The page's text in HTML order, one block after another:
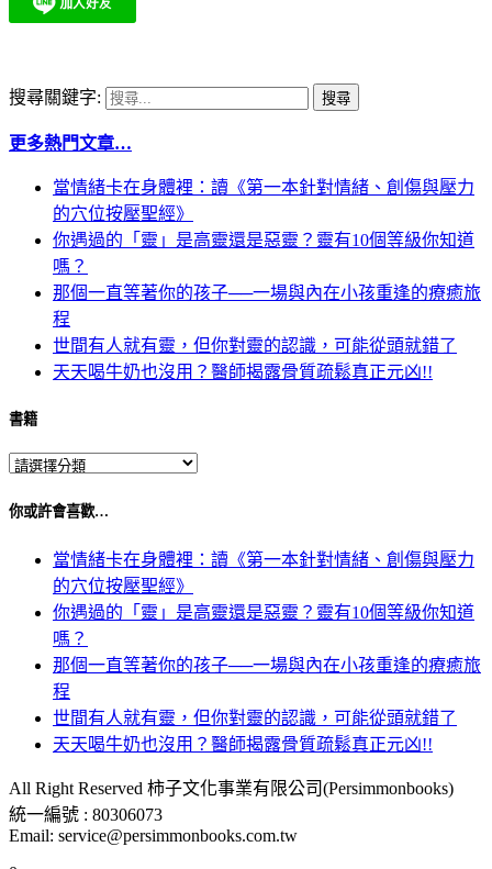
搜尋關鍵字:
更多熱門文章…
當情緒卡在身體裡：讀《第一本針對情緒、創傷與壓力
的穴位按壓聖經》
你遇過的「靈」是高靈還是惡靈？靈有10個等級你知道
嗎？
那個一直等著你的孩子──一場與內在小孩重逢的療癒旅
程
世間有人就有靈，但你對靈的認識，可能從頭就錯了
天天喝牛奶也沒用？醫師揭露骨質疏鬆真正元凶!!
書籍
你或許會喜歡…
當情緒卡在身體裡：讀《第一本針對情緒、創傷與壓力
的穴位按壓聖經》
你遇過的「靈」是高靈還是惡靈？靈有10個等級你知道
嗎？
那個一直等著你的孩子──一場與內在小孩重逢的療癒旅
程
世間有人就有靈，但你對靈的認識，可能從頭就錯了
天天喝牛奶也沒用？醫師揭露骨質疏鬆真正元凶!!
All Right Reserved 柿子文化事業有限公司(Persimmonbooks)
統一編號 : 80306073
Email: service@persimmonbooks.com.tw